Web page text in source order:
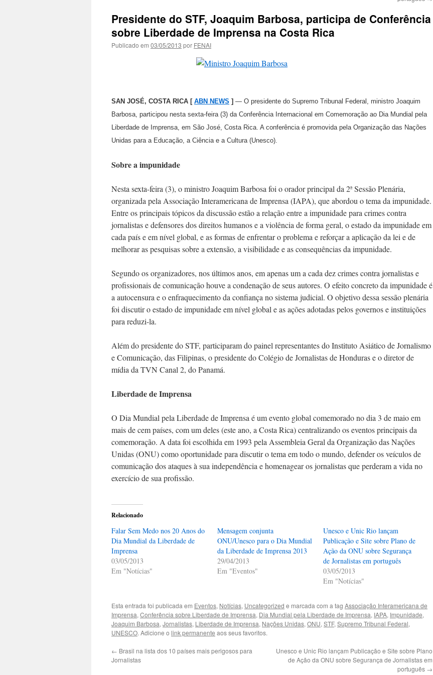
Presidente do STF, Joaquim Barbosa, participa de Conferência
sobre Liberdade de Imprensa na Costa Rica
Publicado em 03/05/2013 por FENAI
SAN JOSÉ, COSTA RICA [ ABN NEWS ] — O presidente do Supremo Tribunal Federal, ministro Joaquim
Barbosa, participou nesta sexta-feira (3) da Conferência Internacional em Comemoração ao Dia Mundial pela
Liberdade de Imprensa, em São José, Costa Rica. A conferência é promovida pela Organização das Nações
Unidas para a Educação, a Ciência e a Cultura (Unesco).
Sobre a impunidade
Nesta sexta-feira (3), o ministro Joaquim Barbosa foi o orador principal da 2ª Sessão Plenária,
organizada pela Associação Interamericana de Imprensa (IAPA), que abordou o tema da impunidade.
Entre os principais tópicos da discussão estão a relação entre a impunidade para crimes contra
jornalistas e defensores dos direitos humanos e a violência de forma geral, o estado da impunidade em
cada país e em nível global, e as formas de enfrentar o problema e reforçar a aplicação da lei e de
melhorar as pesquisas sobre a extensão, a visibilidade e as consequências da impunidade.
Segundo os organizadores, nos últimos anos, em apenas um a cada dez crimes contra jornalistas e
profissionais de comunicação houve a condenação de seus autores. O efeito concreto da impunidade é
a autocensura e o enfraquecimento da confiança no sistema judicial. O objetivo dessa sessão plenária
foi discutir o estado de impunidade em nível global e as ações adotadas pelos governos e instituições
para reduzi-la.
Além do presidente do STF, participaram do painel representantes do Instituto Asiático de Jornalismo
e Comunicação, das Filipinas, o presidente do Colégio de Jornalistas de Honduras e o diretor de
mídia da TVN Canal 2, do Panamá.
Liberdade de Imprensa
O Dia Mundial pela Liberdade de Imprensa é um evento global comemorado no dia 3 de maio em
mais de cem países, com um deles (este ano, a Costa Rica) centralizando os eventos principais da
comemoração. A data foi escolhida em 1993 pela Assembleia Geral da Organização das Nações
Unidas (ONU) como oportunidade para discutir o tema em todo o mundo, defender os veículos de
comunicação dos ataques à sua independência e homenagear os jornalistas que perderam a vida no
exercício de sua profissão.
Relacionado
Falar Sem Medo nos 20 Anos do
Dia Mundial da Liberdade de
Imprensa
03/05/2013
Em "Notícias"
Mensagem conjunta
ONU/Unesco para o Dia Mundial
da Liberdade de Imprensa 2013
29/04/2013
Em "Eventos"
Unesco e Unic Rio lançam
Publicação e Site sobre Plano de
Ação da ONU sobre Segurança
de Jornalistas em português
03/05/2013
Em "Notícias"
Esta entrada foi publicada em Eventos, Notícias, Uncategorized e marcada com a tag Associação Interamericana de
Imprensa, Conferência sobre Liberdade de Imprensa, Dia Mundial pela Liberdade de Imprensa, IAPA, Impunidade,
Joaquim Barbosa, Jornalistas, Liberdade de Imprensa, Nações Unidas, ONU, STF, Supremo Tribunal Federal,
UNESCO. Adicione o link permanente aos seus favoritos.
← Brasil na lista dos 10 países mais perigosos para
Jornalistas
Unesco e Unic Rio lançam Publicação e Site sobre Plano
de Ação da ONU sobre Segurança de Jornalistas em
português →